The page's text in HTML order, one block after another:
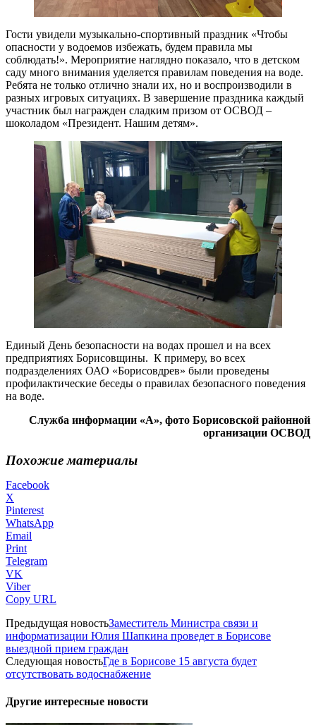
Гости увидели музыкально-спортивный праздник «Чтобы
опасности у водоемов избежать, будем правила мы
соблюдать!». Мероприятие наглядно показало, что в детском
саду много внимания уделяется правилам поведения на воде.
Ребята не только отлично знали их, но и воспроизводили в
разных игровых ситуациях. В завершение праздника каждый
участник был награжден сладким призом от ОСВОД –
шоколадом «Президент. Нашим детям».
Единый День безопасности на водах прошел и на всех
предприятиях Борисовщины. К примеру, во всех
подразделениях ОАО «Борисовдрев» были проведены
профилактические беседы о правилах безопасного поведения
на воде.
Служба информации «А», фото Борисовской районной
организации ОСВОД
Похожие материалы
Facebook
X
Pinterest
WhatsApp
Email
Print
Telegram
VK
Viber
Copy URL
Предыдущая новостьЗаместитель Министра связи и
информатизации Юлия Шапкина проведет в Борисове
выездной прием граждан
Следующая новостьГде в Борисове 15 августа будет
отсутствовать водоснабжение
Другие интересные новости